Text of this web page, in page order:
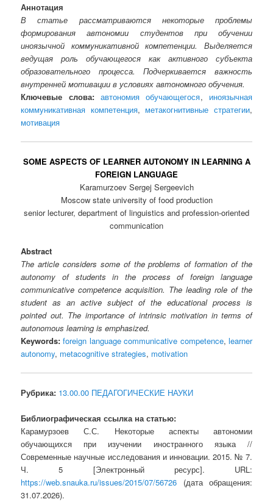
Аннотация
В статье рассматриваются некоторые проблемы
формирования автономии студентов при обучении
иноязычной коммуникативной компетенции. Выделяется
ведущая роль обучающегося как активного субъекта
образовательного процесса. Подчеркивается важность
внутренней мотивации в условиях автономного обучения.
Ключевые слова: автономия обучающегося, иноязычная
коммуникативная компетенция, метакогнитивные стратегии,
мотивация
SOME ASPECTS OF LEARNER AUTONOMY IN LEARNING A
FOREIGN LANGUAGE
Karamurzoev Sergej Sergeevich
Moscow state university of food production
senior lecturer, department of linguistics and profession-oriented
communication
Abstract
The article considers some of the problems of formation of the
autonomy of students in the process of foreign language
communicative competence acquisition. The leading role of the
student as an active subject of the educational process is
pointed out. The importance of intrinsic motivation in terms of
autonomous learning is emphasized.
Keywords: foreign language communicative competence, learner
autonomy, metacognitive strategies, motivation
Рубрика: 13.00.00 ПЕДАГОГИЧЕСКИЕ НАУКИ
Библиографическая ссылка на статью:
Карамурзоев С.С. Некоторые аспекты автономии
обучающихся при изучении иностранного языка //
Современные научные исследования и инновации. 2015. № 7.
Ч. 5 [Электронный ресурс]. URL:
https://web.snauka.ru/issues/2015/07/56726 (дата обращения:
31.07.2026).